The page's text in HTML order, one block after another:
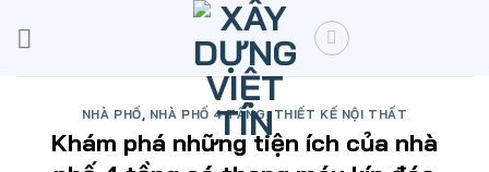
NHÀ PHỐ, NHÀ PHỐ 4 TẦNG, THIẾT KẾ NỘI THẤT
Khám phá những tiện ích của nhà